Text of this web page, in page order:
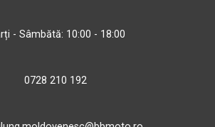
- Sâmbătă: 10:00 - 18:00
0728 210 192